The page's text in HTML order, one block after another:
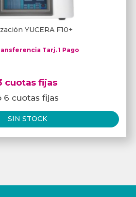
YUCERA F10+
Tarj. 1 Pago
cuotas fijas
6 cuotas fijas
SIN STOCK